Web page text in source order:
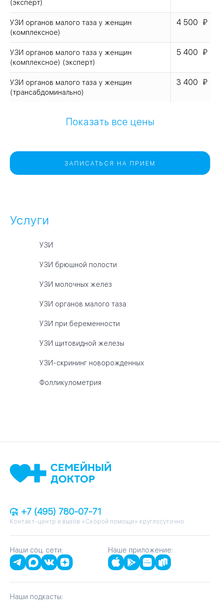
(эксперт)
УЗИ органов малого таза у женщин
(комплексное)
4 500
УЗИ органов малого таза у женщин
(комплексное) (эксперт)
5 400
УЗИ органов малого таза у женщин
(трансабдоминально)
3 400
Показать все цены
ЗАПИСАТЬСЯ НА ПРИЕМ
Услуги
УЗИ
УЗИ брюшной полости
УЗИ молочных желез
УЗИ органов малого таза
УЗИ при беременности
УЗИ щитовидной железы
УЗИ-скрининг новорожденных
Фолликулометрия
+7 (495) 780-07-71
Контакт-центр и вызов «Скорой помощи» круглосуточно
Наши соц. сети: Наше приложение:
Наши подкасты: